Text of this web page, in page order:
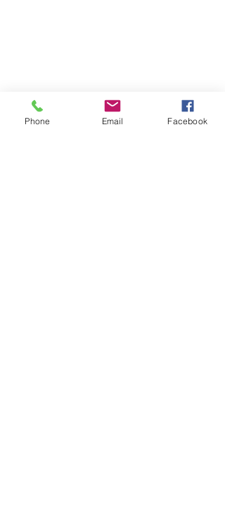
Phone Email Facebook